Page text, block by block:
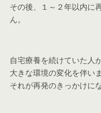
その後、１～２年以内に
ん。
自宅療養を続けていた人
大きな環境の変化を伴い
それが再発のきっかけに